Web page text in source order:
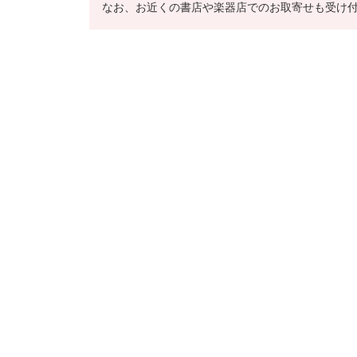
なお、お近くの書店や楽器店でのお取寄せも受け